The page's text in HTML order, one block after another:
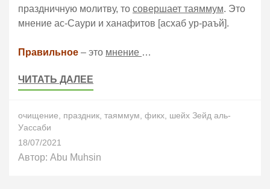
праздничную молитву, то совершает таяммум. Это
мнение ас-Саури и ханафитов [асхаб ур-раъй].
Правильное – это мнение …
ЧИТАТЬ ДАЛЕЕ
очищение праздник таяммум фикх шейх Зейд аль-
Уассаби
18/07/2021
Автор: Abu Muhsin